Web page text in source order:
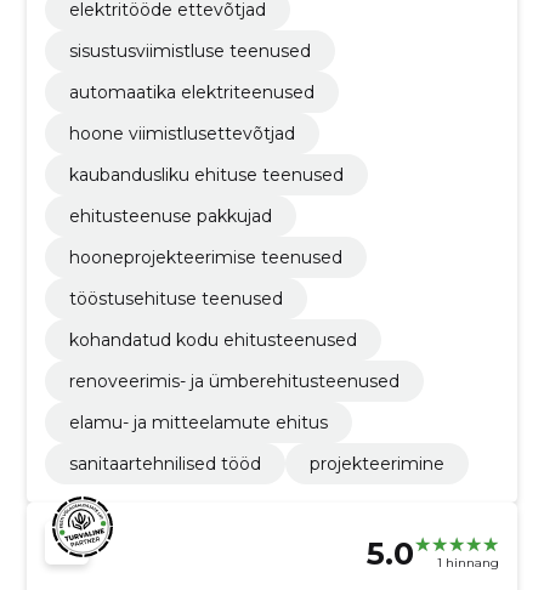
elektritööde ettevõtjad
sisustusviimistluse teenused
automaatika elektriteenused
hoone viimistlusettevõtjad
kaubandusliku ehituse teenused
ehitusteenuse pakkujad
hooneprojekteerimise teenused
tööstusehituse teenused
kohandatud kodu ehitusteenused
renoveerimis- ja ümberehitusteenused
elamu- ja mitteelamute ehitus
sanitaartehnilised tööd
projekteerimine
5.0 1 hinnang